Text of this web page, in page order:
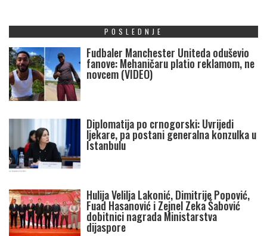
POSLEDNJE
Fudbaler Manchester Uniteda oduševio
fanove: Mehaničaru platio reklamom, ne
novcem (VIDEO)
Diplomatija po crnogorski: Uvrijedi
ljekare, pa postani generalna konzulka u
Istanbulu
Hulija Velilja Lakonić, Dimitrije Popović,
Fuad Hasanović i Zejnel Zeka Šabović
dobitnici nagrada Ministarstva
dijaspore